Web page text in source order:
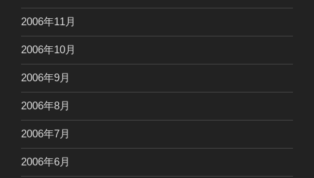
2006年11月
2006年10月
2006年9月
2006年8月
2006年7月
2006年6月